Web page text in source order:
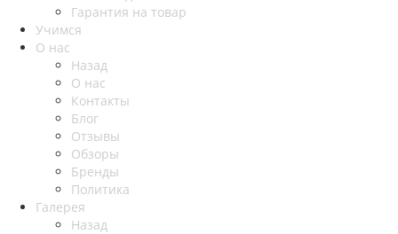
Гарантия на товар
Учимся
О нас
Назад
О нас
Контакты
Блог
Отзывы
Обзоры
Бренды
Политика
Галерея
Назад